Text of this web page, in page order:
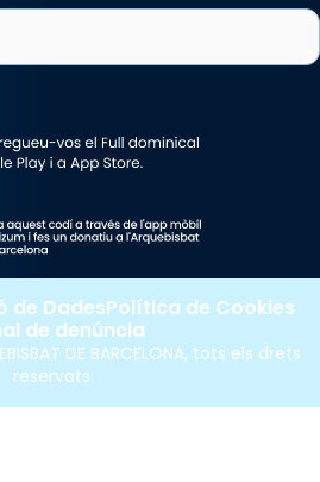
DE BARCELONA, tots els drets
reservats.
de DadesPolítica de Cookies
de denúncia